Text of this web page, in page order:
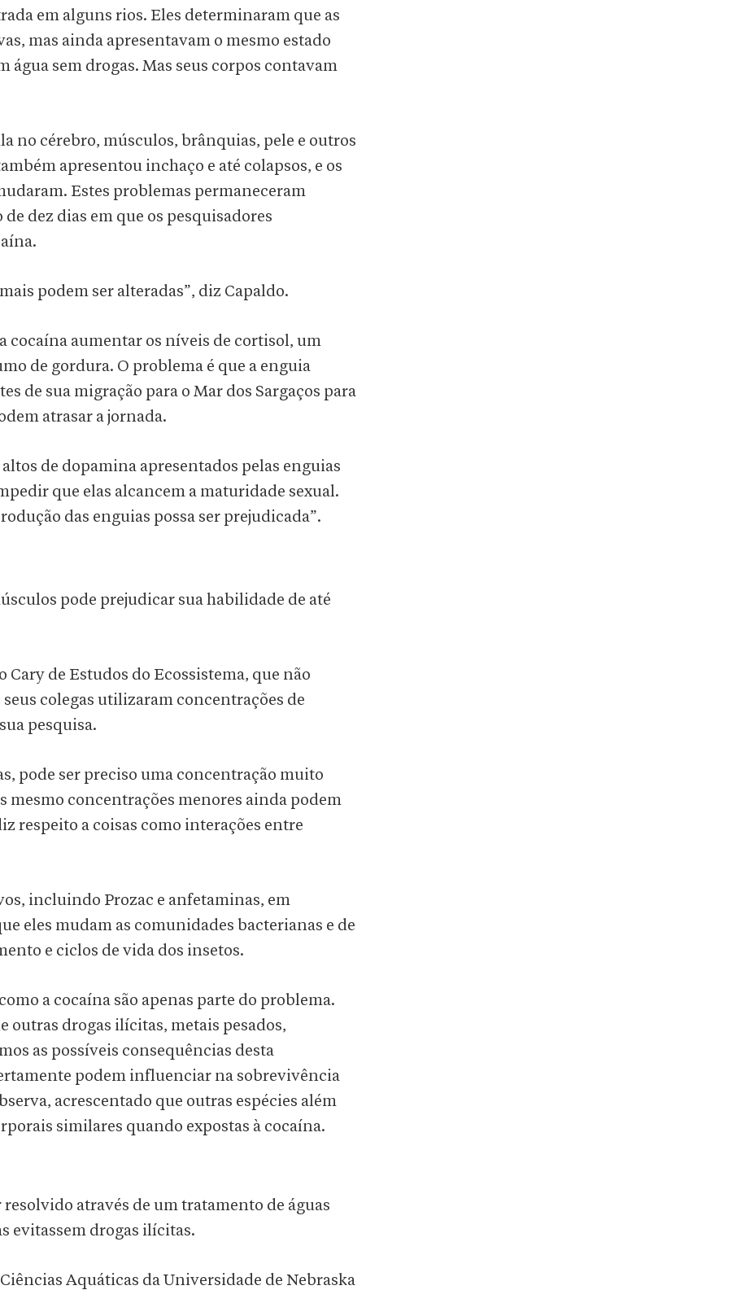
em alguns rios. Eles determinaram que as
mas ainda apresentavam o mesmo estado
água sem drogas. Mas seus corpos contavam
no cérebro, músculos, brânquias, pele e outros
apresentou inchaço e até colapsos, e os
Estes problemas permaneceram
dez dias em que os pesquisadores
podem ser alteradas”, diz Capaldo.
cocaína aumentar os níveis de cortisol, um
de gordura. O problema é que a enguia
de sua migração para o Mar dos Sargaços para
atrasar a jornada.
de dopamina apresentados pelas enguias
que elas alcancem a maturidade sexual.
das enguias possa ser prejudicada”.
pode prejudicar sua habilidade de até
de Estudos do Ecossistema, que não
colegas utilizaram concentrações de
pesquisa.
pode ser preciso uma concentração muito
mesmo concentrações menores ainda podem
respeito a coisas como interações entre
incluindo Prozac e anfetaminas, em
eles mudam as comunidades bacterianas e de
e ciclos de vida dos insetos.
a cocaína são apenas parte do problema.
outras drogas ilícitas, metais pesados,
as possíveis consequências desta
podem influenciar na sobrevivência
acrescentado que outras espécies além
similares quando expostas à cocaína.
através de um tratamento de águas
evitassem drogas ilícitas.
Aquáticas da Universidade de Nebraska